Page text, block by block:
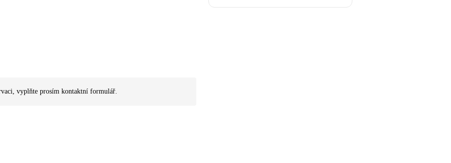
vyplňte prosím kontaktní formulář.